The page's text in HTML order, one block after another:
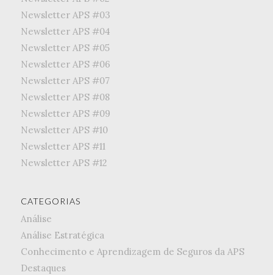
Newsletter APS #03
Newsletter APS #04
Newsletter APS #05
Newsletter APS #06
Newsletter APS #07
Newsletter APS #08
Newsletter APS #09
Newsletter APS #10
Newsletter APS #11
Newsletter APS #12
CATEGORIAS
Análise
Análise Estratégica
Conhecimento e Aprendizagem de Seguros da APS
Destaques